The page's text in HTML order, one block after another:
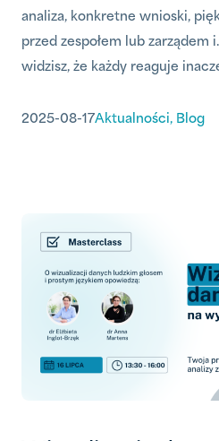
analiza, konkretne wnioski,
przed zespołem lub
widzisz, że każdy reaguje
2025-08-17Aktualności, Blog